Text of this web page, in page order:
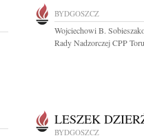
BYDGOSZCZ
Wojciechowi B.
Rady Nadzorczej CPP
LESZEK
BYDGOSZCZ